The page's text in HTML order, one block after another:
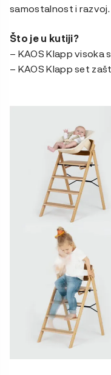
samostalnost i razvoj.
Što je u kutiji?
– KAOS Klapp
– KAOS Klapp set